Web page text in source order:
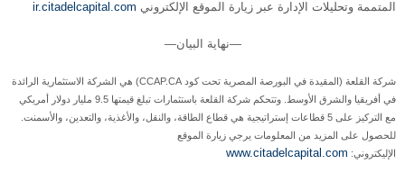
المتممة وتحليلات الإدارة عبر زيارة الموقع الإلكتروني ir.citadelcapital.com
—نهاية البيان—
شركة القلعة (المقيدة في البورصة المصرية تحت كود CCAP.CA) هي الشركة الاستثمارية الرائدة
في أفريقيا والشرق الأوسط. وتتحكم شركة القلعة باستثمارات تبلغ قيمتها 9.5 مليار دولار أمريكي
مع التركيز على 5 قطاعات إستراتيجية هي قطاع الطاقة، والنقل، والأغذية، والتعدين، والأسمنت.
للحصول على المزيد من المعلومات يرجي زيارة الموقع
الإليكتروني: www.citadelcapital.com